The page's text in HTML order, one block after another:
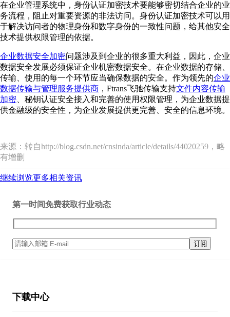
在企业管理系统中，身份认证加密技术要能够密切结合企业的业
务流程，阻止对重要资源的非法访问。身份认证加密技术可以用
于解决访问者的物理身份和数字身份的一致性问题，给其他安全
技术提供权限管理的依据。
企业数据安全加密问题涉及到企业的很多重大利益，因此，企业
数据安全发展必须保证企业机密数据安全。在企业数据的存储、
传输、使用的每一个环节应当确保数据的安全。作为领先的企业
数据传输与管理服务提供商 ，Ftrans飞驰传输支持文件内容传输
加密 、秘钥认证安全接入和完善的使用权限管理，为企业数据提
供金融级的安全性，为企业发展提供更完善、安全的信息环境。
来源：转自http://blog.csdn.net/cnsinda/article/details/44020259，略
有增删
继续浏览更多相关资讯
第一时间免费获取行业动态
下载中心